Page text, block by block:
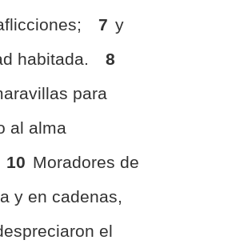
7 y
habitada.
8
para
al alma
10 Moradores de
y en cadenas,
el